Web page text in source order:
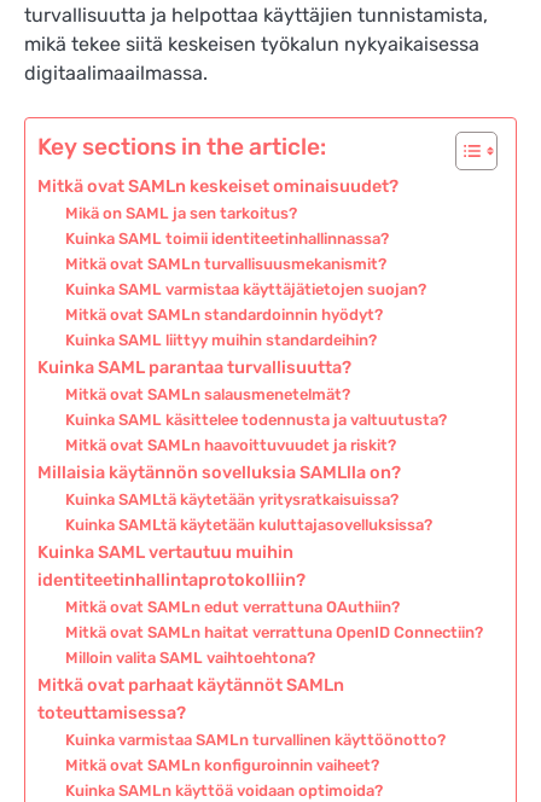
turvallisuutta ja helpottaa käyttäjien tunnistamista,
mikä tekee siitä keskeisen työkalun nykyaikaisessa
digitaalimaailmassa.
Key sections in the article:
Mitkä ovat SAMLn keskeiset ominaisuudet?
Mikä on SAML ja sen tarkoitus?
Kuinka SAML toimii identiteetinhallinnassa?
Mitkä ovat SAMLn turvallisuusmekanismit?
Kuinka SAML varmistaa käyttäjätietojen suojan?
Mitkä ovat SAMLn standardoinnin hyödyt?
Kuinka SAML liittyy muihin standardeihin?
Kuinka SAML parantaa turvallisuutta?
Mitkä ovat SAMLn salausmenetelmät?
Kuinka SAML käsittelee todennusta ja valtuutusta?
Mitkä ovat SAMLn haavoittuvuudet ja riskit?
Millaisia käytännön sovelluksia SAMLlla on?
Kuinka SAMLtä käytetään yritysratkaisuissa?
Kuinka SAMLtä käytetään kuluttajasovelluksissa?
Kuinka SAML vertautuu muihin
identiteetinhallintaprotokolliin?
Mitkä ovat SAMLn edut verrattuna OAuthiin?
Mitkä ovat SAMLn haitat verrattuna OpenID Connectiin?
Milloin valita SAML vaihtoehtona?
Mitkä ovat parhaat käytännöt SAMLn
toteuttamisessa?
Kuinka varmistaa SAMLn turvallinen käyttöönotto?
Mitkä ovat SAMLn konfiguroinnin vaiheet?
Kuinka SAMLn käyttöä voidaan optimoida?